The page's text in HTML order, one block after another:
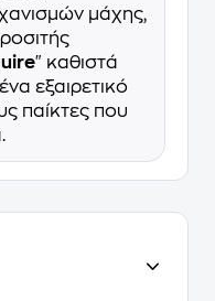
μάχης,
" καθιστά
εξαιρετικό
παίκτες που